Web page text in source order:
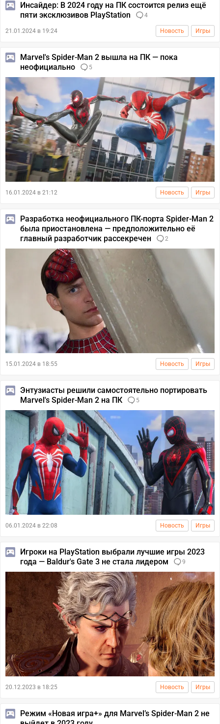
Инсайдер: В 2024 году на ПК состоится релиз ещё
пяти эксклюзивов PlayStation
4
21.01.2024 в 19:24 Новость Игры
Marvel's Spider-Man 2 вышла на ПК — пока
неофициально
5
16.01.2024 в 21:12 Новость Игры
Разработка неофициального ПК-порта Spider-Man 2
была приостановлена — предположительно её
главный разработчик рассекречен
2
15.01.2024 в 18:55 Новость Игры
Энтузиасты решили самостоятельно портировать
Marvel's Spider-Man 2 на ПК
5
06.01.2024 в 22:08 Новость Игры
Игроки на PlayStation выбрали лучшие игры 2023
года — Baldur's Gate 3 не стала лидером
9
20.12.2023 в 18:25 Новость Игры
Режим «Новая игра+» для Marvel’s Spider-Man 2 не